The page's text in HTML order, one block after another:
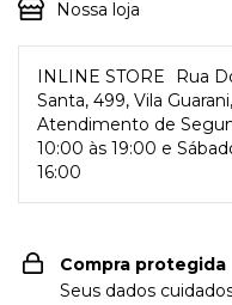
Nossa loja
INLINE STORE
Rua
Santa, 499, Vila
Atendimento de
10:00 às 19:00 e
16:00
Compra protegida
Seus dados